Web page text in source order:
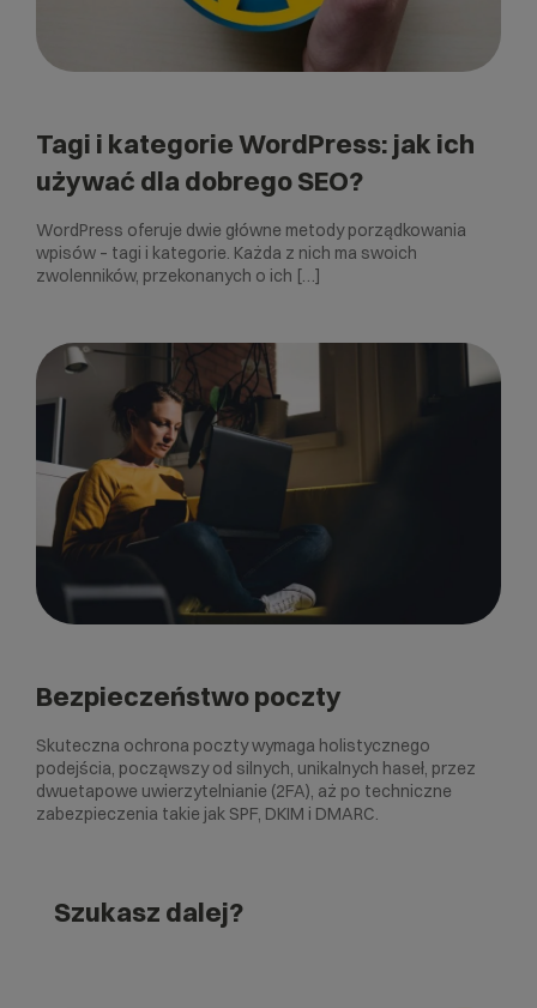
Tagi i kategorie WordPress: jak ich
używać dla dobrego SEO?
WordPress oferuje dwie główne metody porządkowania
wpisów – tagi i kategorie. Każda z nich ma swoich
zwolenników, przekonanych o ich […]
Bezpieczeństwo poczty
Skuteczna ochrona poczty wymaga holistycznego
podejścia, począwszy od silnych, unikalnych haseł, przez
dwuetapowe uwierzytelnianie (2FA), aż po techniczne
zabezpieczenia takie jak SPF, DKIM i DMARC.
Szukasz dalej?